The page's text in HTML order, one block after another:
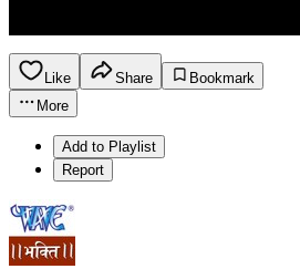
Like Share
Bookmark
More
Add to Playlist
Report